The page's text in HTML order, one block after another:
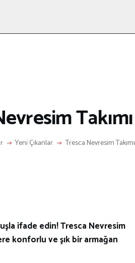
Takımı
Yeni Çıkanlar Tresca Nevresim Takımı
ifade edin! Tresca Nevresim
konforlu ve şık bir armağan